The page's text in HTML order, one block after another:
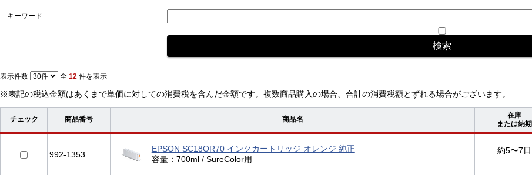
キーワード
表示件数 全 12 件を表示
※表記の税込金額はあくまで単価に対しての消費税を含んだ金額です。複数商品購入の場合、合計の消費税額とずれる場合がございます。
チェック 商品番号 商品名
在庫
または納期
992-1353
EPSON SC18OR70 インクカートリッジ オレンジ 純正
容量：700ml / SureColor用
約5〜7日